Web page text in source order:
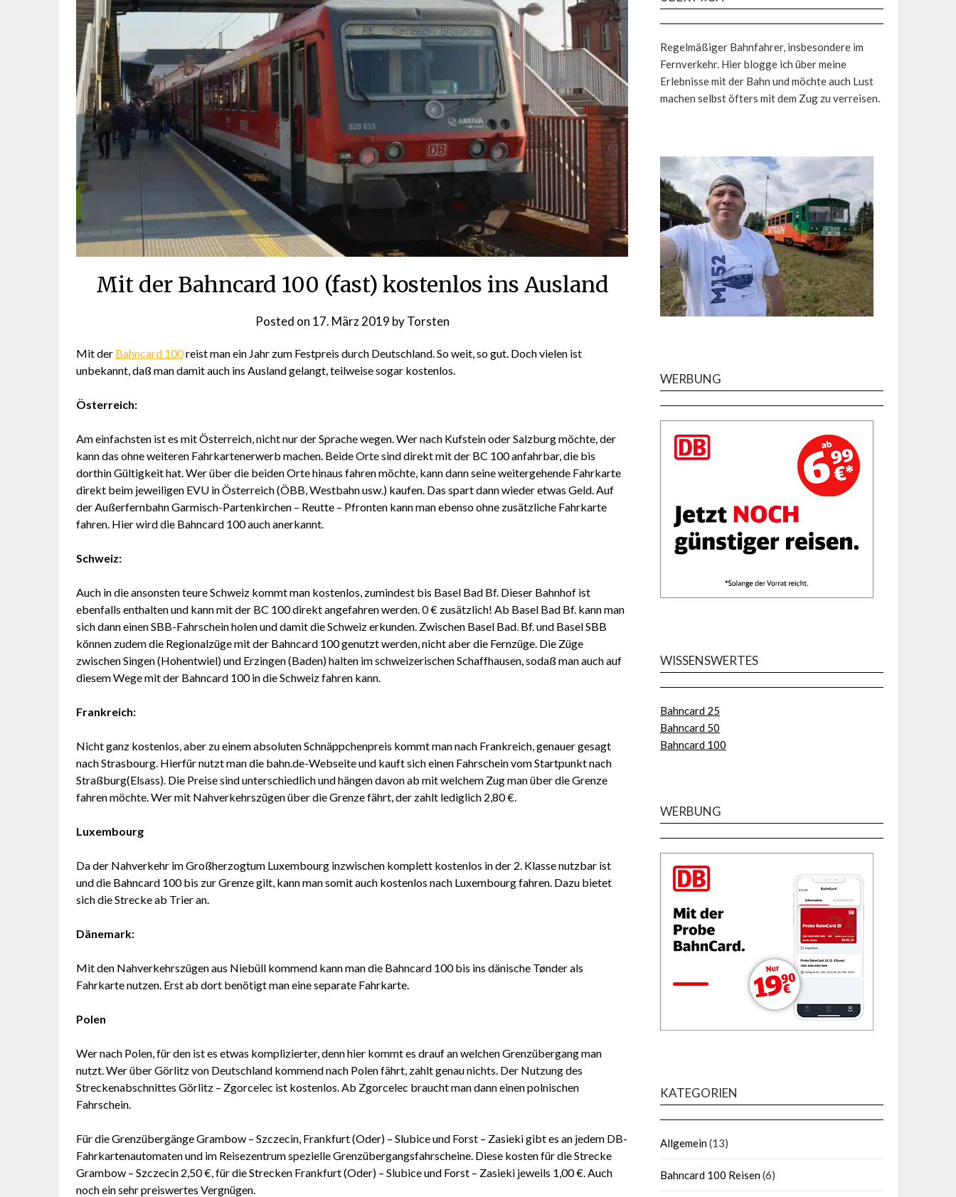
Mit der Bahncard 100 (fast) kostenlos ins Ausland
Posted on 17. März 2019 byTorsten
Mit der Bahncard 100reist man ein Jahr zum Festpreis durch Deutschland. So weit, so gut. Doch vielen ist
unbekannt, daß man damit auch ins Ausland gelangt, teilweise sogar kostenlos.
Österreich:
Am einfachsten ist es mit Österreich, nicht nur der Sprache wegen. Wer nach Kufstein oder Salzburg möchte, der
kann das ohne weiteren Fahrkartenerwerb machen. Beide Orte sind direkt mit der BC 100 anfahrbar, die bis
dorthin Gültigkeit hat. Wer über die beiden Orte hinaus fahren möchte, kann dann seine weitergehende Fahrkarte
direkt beim jeweiligen EVU in Österreich (ÖBB, Westbahn usw.) kaufen. Das spart dann wieder etwas Geld. Auf
der Außerfernbahn Garmisch-Partenkirchen – Reutte – Pfronten kann man ebenso ohne zusätzliche Fahrkarte
fahren. Hier wird die Bahncard 100 auch anerkannt.
Schweiz:
Auch in die ansonsten teure Schweiz kommt man kostenlos, zumindest bis Basel Bad Bf. Dieser Bahnhof ist
ebenfalls enthalten und kann mit der BC 100 direkt angefahren werden. 0 € zusätzlich! Ab Basel Bad Bf. kann man
sich dann einen SBB-Fahrschein holen und damit die Schweiz erkunden. Zwischen Basel Bad. Bf. und Basel SBB
können zudem die Regionalzüge mit der Bahncard 100 genutzt werden, nicht aber die Fernzüge. Die Züge
zwischen Singen (Hohentwiel) und Erzingen (Baden) halten im schweizerischen Schaffhausen, sodaß man auch auf
diesem Wege mit der Bahncard 100 in die Schweiz fahren kann.
Frankreich:
Nicht ganz kostenlos, aber zu einem absoluten Schnäppchenpreis kommt man nach Frankreich, genauer gesagt
nach Strasbourg. Hierfür nutzt man die bahn.de-Webseite und kauft sich einen Fahrschein vom Startpunkt nach
Straßburg(Elsass). Die Preise sind unterschiedlich und hängen davon ab mit welchem Zug man über die Grenze
fahren möchte. Wer mit Nahverkehrszügen über die Grenze fährt, der zahlt lediglich 2,80 €.
Luxembourg
Da der Nahverkehr im Großherzogtum Luxembourg inzwischen komplett kostenlos in der 2. Klasse nutzbar ist
und die Bahncard 100 bis zur Grenze gilt, kann man somit auch kostenlos nach Luxembourg fahren. Dazu bietet
sich die Strecke ab Trier an.
Dänemark:
Mit den Nahverkehrszügen aus Niebüll kommend kann man die Bahncard 100 bis ins dänische Tønder als
Fahrkarte nutzen. Erst ab dort benötigt man eine separate Fahrkarte.
Polen
Wer nach Polen, für den ist es etwas komplizierter, denn hier kommt es drauf an welchen Grenzübergang man
nutzt. Wer über Görlitz von Deutschland kommend nach Polen fährt, zahlt genau nichts. Der Nutzung des
Streckenabschnittes Görlitz – Zgorcelec ist kostenlos. Ab Zgorcelec braucht man dann einen polnischen
Fahrschein.
Für die Grenzübergänge Grambow – Szczecin, Frankfurt (Oder) – Slubice und Forst – Zasieki gibt es an jedem DB-
Fahrkartenautomaten und im Reisezentrum spezielle Grenzübergangsfahrscheine. Diese kosten für die Strecke
Grambow – Szczecin 2,50 €, für die Strecken Frankfurt (Oder) – Slubice und Forst – Zasieki jeweils 1,00 €. Auch
noch ein sehr preiswertes Vergnügen.
Regelmäßiger Bahnfahrer, insbesondere im
Fernverkehr. Hier blogge ich über meine
Erlebnisse mit der Bahn und möchte auch Lust
machen selbst öfters mit dem Zug zu verreisen.
WERBUNG
WISSENSWERTES
Bahncard 25
Bahncard 50
Bahncard 100
WERBUNG
KATEGORIEN
Allgemein(13)
Bahncard 100 Reisen(6)